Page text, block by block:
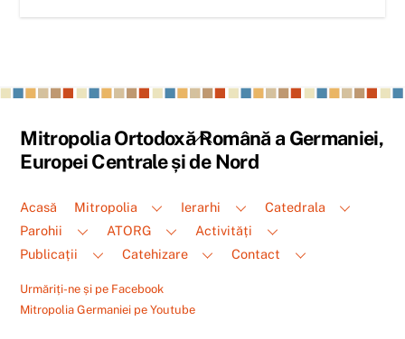
Back
To
Mitropolia Ortodoxă Română a Germaniei,
Europei Centrale și de Nord
Acasă Mitropolia Ierarhi
Catedrala
Parohii
ATORG
Activități
Publicații
Catehizare Contact
Urmăriți-ne și pe Facebook
Mitropolia Germaniei pe Youtube